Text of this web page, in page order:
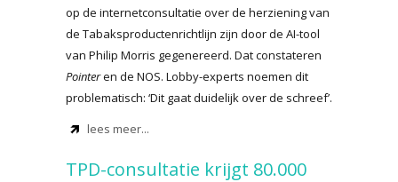
op de internetconsultatie over de herziening van
de Tabaksproductenrichtlijn zijn door de AI-tool
van Philip Morris gegenereerd. Dat constateren
Pointeren de NOS. Lobby-experts noemen dit
problematisch: ‘Dit gaat duidelijk over de schreef’.
lees meer...
TPD-consultatie krijgt 80.000